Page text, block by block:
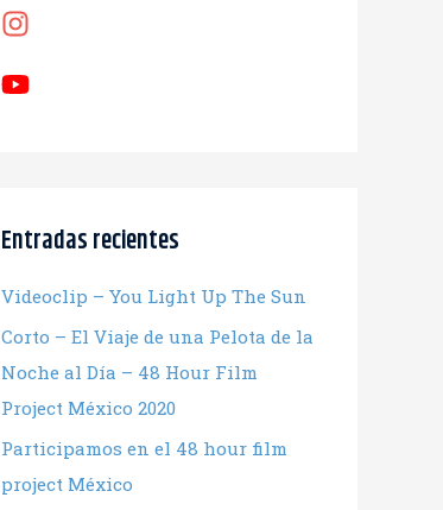
Entradas recientes
Videoclip – You Light Up The Sun
Corto – El Viaje de una Pelota de la
Noche al Día – 48 Hour Film
Project México 2020
Participamos en el 48 hour film
project México